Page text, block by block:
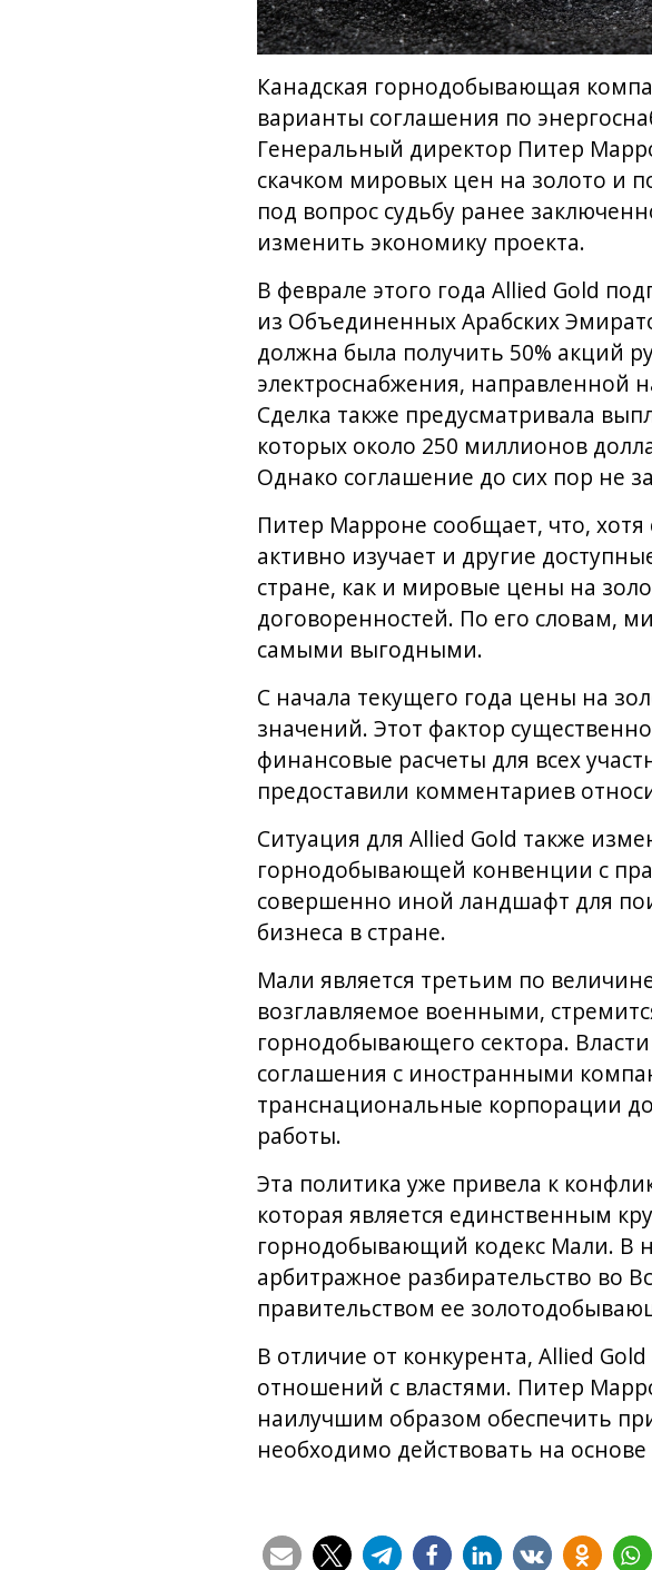
Канадская горнодобывающая
варианты соглашения по
Генеральный директор Питер
скачком мировых цен на золото и
под вопрос судьбу ранее
изменить экономику проекта.
В феврале этого года Allied Gold
из Объединенных Арабских
должна была получить 50% акций
электроснабжения, направленной
Сделка также предусматривала
которых около 250 миллионов
Однако соглашение до сих пор не
Питер Марроне сообщает, что,
активно изучает и другие
стране, как и мировые цены на
договоренностей. По его словам,
самыми выгодными.
С начала текущего года цены на
значений. Этот фактор
финансовые расчеты для всех
предоставили комментариев
Ситуация для Allied Gold также
горнодобывающей конвенции с
совершенно иной ландшафт для
бизнеса в стране.
Мали является третьим по
возглавляемое военными,
горнодобывающего сектора.
соглашения с иностранными
транснациональные корпорации
работы.
Эта политика уже привела к
которая является единственным
горнодобывающий кодекс Мали. В
арбитражное разбирательство во
правительством ее
В отличие от конкурента, Allied
отношений с властями. Питер
наилучшим образом обеспечить
необходимо действовать на